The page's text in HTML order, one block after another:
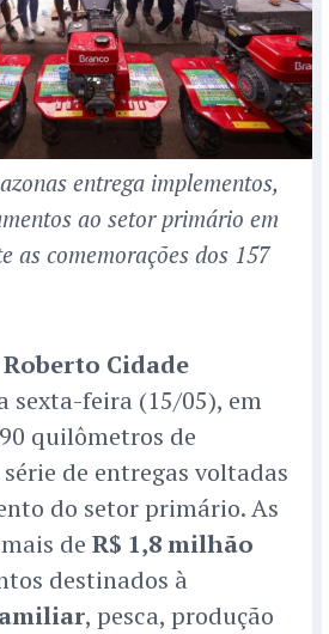
entrega implementos,
ao setor primário em
as comemorações dos 157
Roberto Cidade
sexta-feira (15/05), em
quilômetros de
de entregas voltadas
do setor primário. As
de R$ 1,8 milhão
destinados à
, pesca, produção